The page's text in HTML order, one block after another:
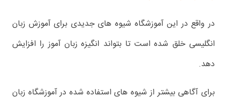
در واقع در این آموزشگاه شیوه های جدیدی برای آموزش زبان
انگلیسی خلق شده است تا بتواند انگیزه زبان آموز را افزایش
دهد.
برای آگاهی بیشتر از شیوه های استفاده شده در آموزشگاه زبان